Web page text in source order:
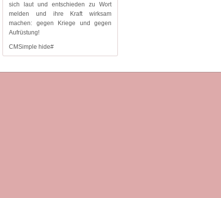
sich laut und entschieden zu Wort
melden und ihre Kraft wirksam
machen: gegen Kriege und gegen
Aufrüstung!
CMSimple hide#